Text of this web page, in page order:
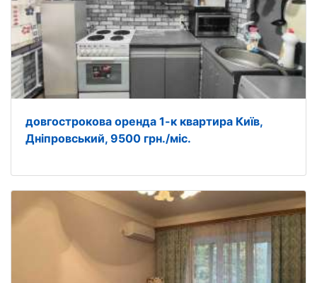
довгострокова оренда 1-к квартира Київ,
Дніпровський, 9500 грн./міс.